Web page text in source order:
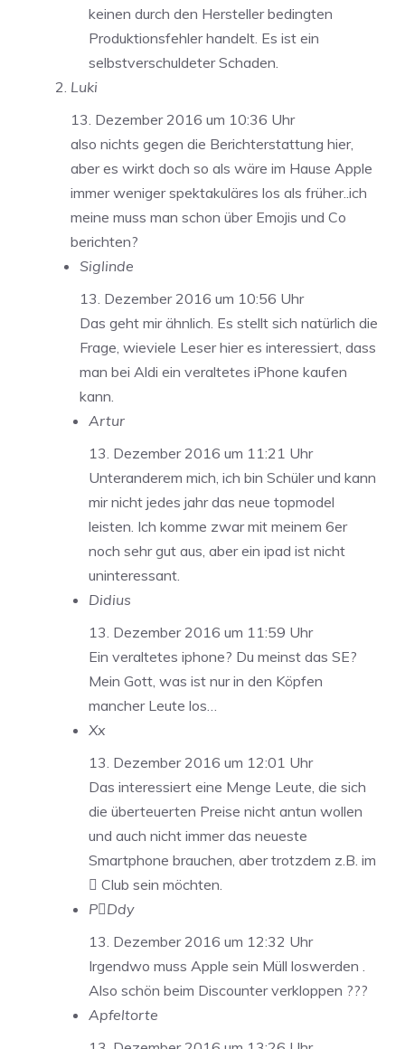
keinen durch den Hersteller bedingten
Produktionsfehler handelt. Es ist ein
selbstverschuldeter Schaden.
Luki
13. Dezember 2016 um 10:36 Uhr
also nichts gegen die Berichterstattung hier,
aber es wirkt doch so als wäre im Hause Apple
immer weniger spektakuläres los als früher..ich
meine muss man schon über Emojis und Co
berichten?
Siglinde
13. Dezember 2016 um 10:56 Uhr
Das geht mir ähnlich. Es stellt sich natürlich die
Frage, wieviele Leser hier es interessiert, dass
man bei Aldi ein veraltetes iPhone kaufen
kann.
Artur
13. Dezember 2016 um 11:21 Uhr
Unteranderem mich, ich bin Schüler und kann
mir nicht jedes jahr das neue topmodel
leisten. Ich komme zwar mit meinem 6er
noch sehr gut aus, aber ein ipad ist nicht
uninteressant.
Didius
13. Dezember 2016 um 11:59 Uhr
Ein veraltetes iphone? Du meinst das SE?
Mein Gott, was ist nur in den Köpfen
mancher Leute los…
Xx
13. Dezember 2016 um 12:01 Uhr
Das interessiert eine Menge Leute, die sich
die überteuerten Preise nicht antun wollen
und auch nicht immer das neueste
Smartphone brauchen, aber trotzdem z.B. im
 Club sein möchten.
PDdy
13. Dezember 2016 um 12:32 Uhr
Irgendwo muss Apple sein Müll loswerden .
Also schön beim Discounter verkloppen ???
Apfeltorte